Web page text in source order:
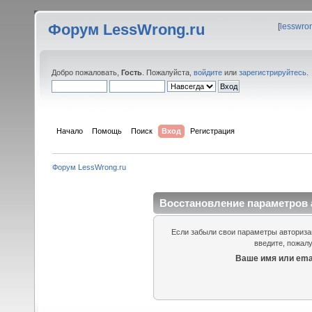
Форум LessWrong.ru [
Добро пожаловать, Гость . Пожалуйста, войдите или зарегистрируйтесь
Начало Помощь Поиск Вход Регистрация
Форум LessWrong.ru
Восстановление параметров
Если забыли свои параметры
введите,
Ваше имя или